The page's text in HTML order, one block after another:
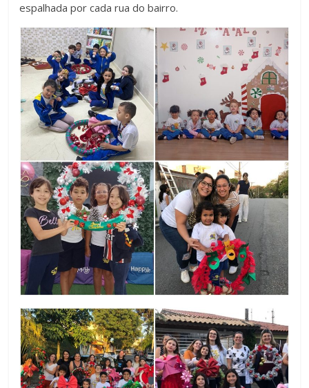
espalhada por cada rua do bairro.